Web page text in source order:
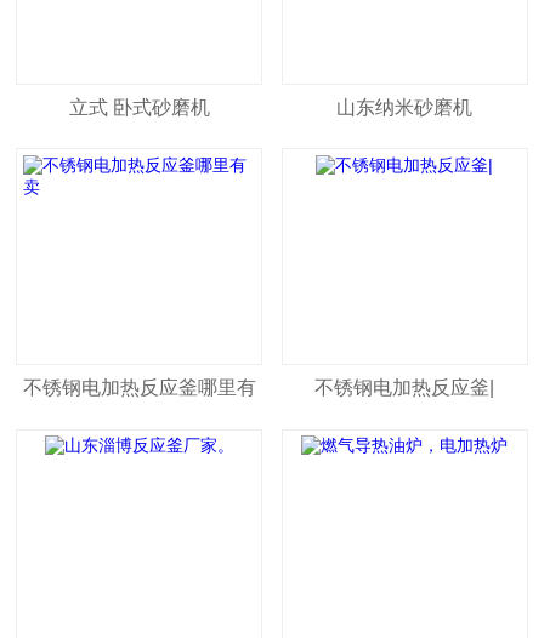
立式 卧式砂磨机 山东纳米砂磨机
不锈钢电加热反应釜哪里有
卖
不锈钢电加热反应釜|